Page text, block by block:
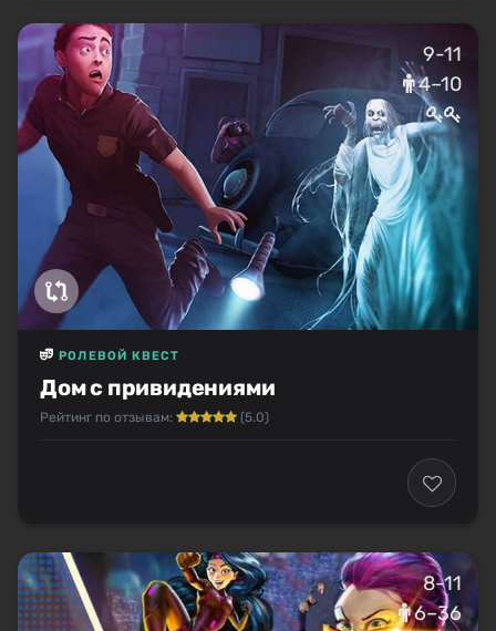
9-11
4–10
Дом с привидениями
РОЛЕВОЙ КВЕСТ
Рейтинг по отзывам: (5.0)
8-11
6–36